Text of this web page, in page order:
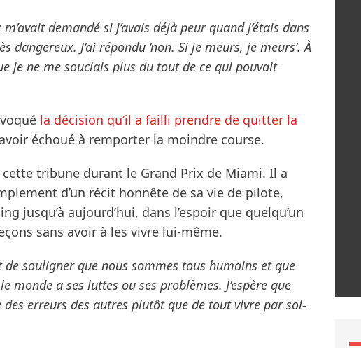
demandé si j’avais déjà peur quand j’étais dans
dangereux. J’ai répondu ’non. Si je meurs, je meurs’. À
je ne me souciais plus du tout de ce qui pouvait
la décision qu’il a failli prendre de quitter la
échoué à remporter la moindre course.
tribune durant le Grand Prix de Miami. Il a
d’un récit honnête de sa vie de pilote,
jusqu’à aujourd’hui, dans l’espoir que quelqu’un
sans avoir à les vivre lui-même.
de souligner que nous sommes tous humains et que
monde a ses luttes ou ses problèmes. J’espère que
des erreurs des autres plutôt que de tout vivre par soi-